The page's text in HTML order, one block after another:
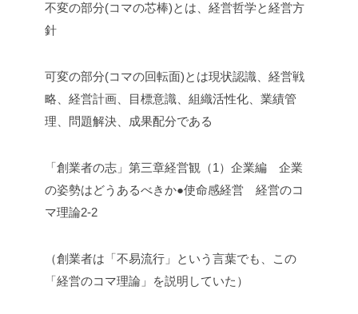
不変の部分(コマの芯棒)とは、経営哲学と経営方
針
可変の部分(コマの回転面)とは現状認識、経営戦
略、経営計画、目標意識、組織活性化、業績管
理、問題解決、成果配分である
「創業者の志」第三章経営観（1）企業編 企業
の姿勢はどうあるべきか●使命感経営 経営のコ
マ理論2-2
（創業者は「不易流行」という言葉でも、この
「経営のコマ理論」を説明していた）